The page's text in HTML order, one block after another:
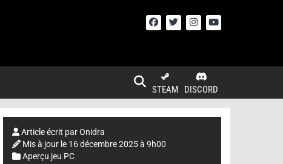
DISCORD
STEAM
Article écrit parOnidra
Mis à jour le 16 décembre 2025 à 9h00
Aperçu jeu PC